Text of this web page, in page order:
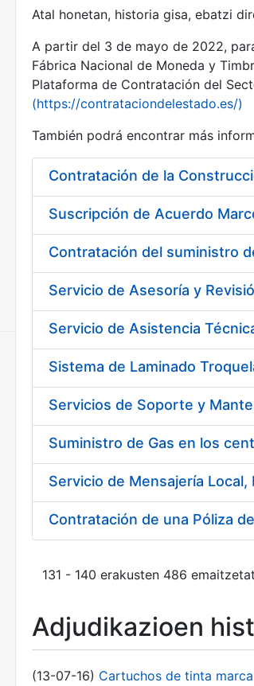
Erakutsi/Ezkutatu
Erakutsi/Ezkutatu
Erakutsi/Ezkutatu
Erakutsi/Ezkutatu
Erakutsi/Ezkutatu
Atal honetan, historia gisa, ebatzi
A partir del 3 de mayo de 2022,
Fábrica Nacional de Moneda y
Plataforma de Contratación del
(https://contrataciondelestado.es/)
También podrá encontrar más
Suscripción de Acuerdo
Servicio de Asesoría y
Servicio de Asistencia
Sistema de Laminado
Servicios de Soporte y
Suministro de Gas en los
Servicio de Mensajería Local,
Contratación de una Póliza
131 - 140 erakusten 486
Adjudikazioen
(13-07-16) Cartuchos de tinta